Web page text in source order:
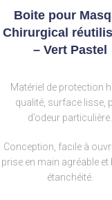
Boite pour
Chirurgical
– Vert Pastel
Matériel de protection
qualité, surface lisse,
d’odeur particulière.
Conception, facile à
prise en main agréable et
étanchéité.